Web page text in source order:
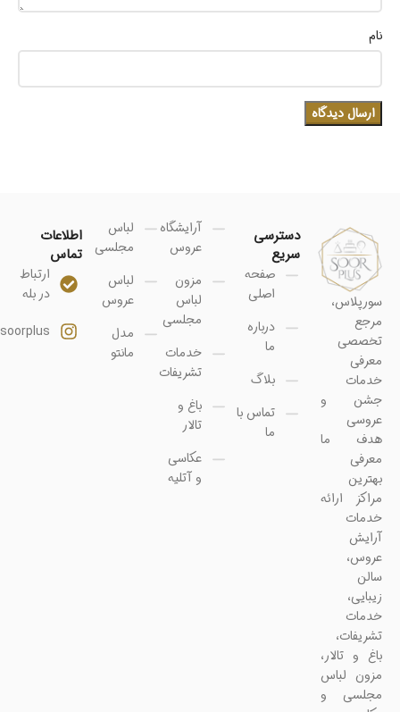
نام
سورپلاس،
مرجع
تخصصی
معرفی
خدمات
جشن و
عروسی
هدف ما
معرفی
بهترین
مراکز ارائه
خدمات
آرایش
عروس،
سالن
زیبایی،
خدمات
تشریفات،
باغ و تالار،
مزون لباس
مجلسی و
دسترسی
سریع
صفحه
اصلی
درباره
ما
بلاگ
تماس با
ما
آرایشگاه
عروس
مزون
لباس
مجلسی
خدمات
تشریفات
باغ و
تالار
عکاسی
و آتلیه
لباس
مجلسی
لباس
عروس
مدل
مانتو
اطلاعات
تماس
ارتباط
در بله
soorplus@